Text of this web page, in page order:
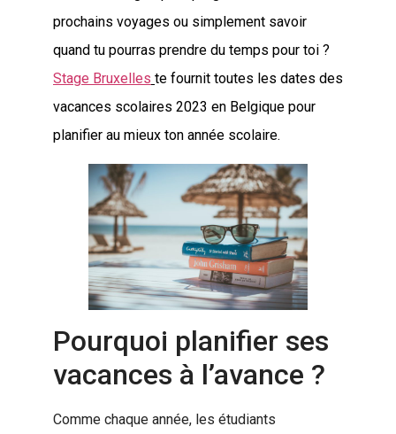
prochains voyages ou simplement savoir
quand tu pourras prendre du temps pour toi ?
Stage Bruxelles te fournit toutes les dates des
vacances scolaires 2023 en Belgique pour
planifier au mieux ton année scolaire.
Pourquoi planifier ses
vacances à l’avance ?
Comme chaque année, les étudiants